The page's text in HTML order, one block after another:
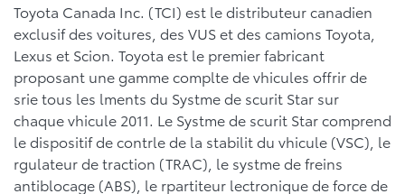
Toyota Canada Inc. (TCI) est le distributeur canadien
exclusif des voitures, des VUS et des camions Toyota,
Lexus et Scion. Toyota est le premier fabricant
proposant une gamme complte de vhicules offrir de
srie tous les lments du Systme de scurit Star sur
chaque vhicule 2011. Le Systme de scurit Star comprend
le dispositif de contrle de la stabilit du vhicule (VSC), le
rgulateur de traction (TRAC), le systme de freins
antiblocage (ABS), le rpartiteur lectronique de force de